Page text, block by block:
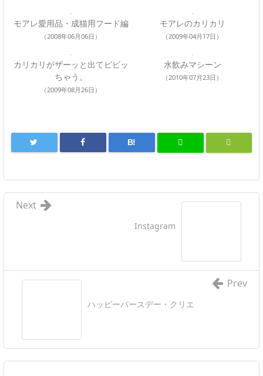
モアレ愛用品・成猫用フード編
（2008年06月06日）
モアレのカリカリ
（2009年04月17日）
カリカリがザーッと出てビビッ
ちゃう。
（2009年08月26日）
水飲みマシーン
（2010年07月23日）
B!
Instagram
Next
ハッピーバースデー・クリエ
Prev